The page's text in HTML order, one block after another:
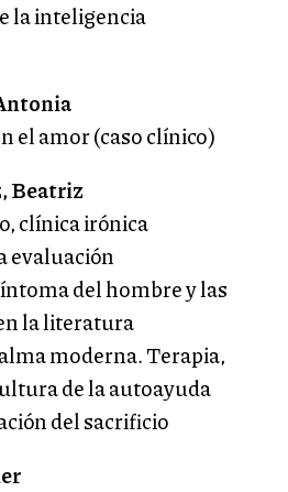
la inteligencia
el amor (caso clínico)
Beatriz
clínica irónica
evaluación
del hombre y las
la literatura
moderna. Terapia,
de la autoayuda
del sacrificio